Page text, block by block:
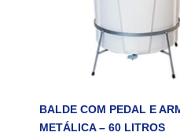
BALDE COM PEDAL E
METÁLICA – 60 LITROS